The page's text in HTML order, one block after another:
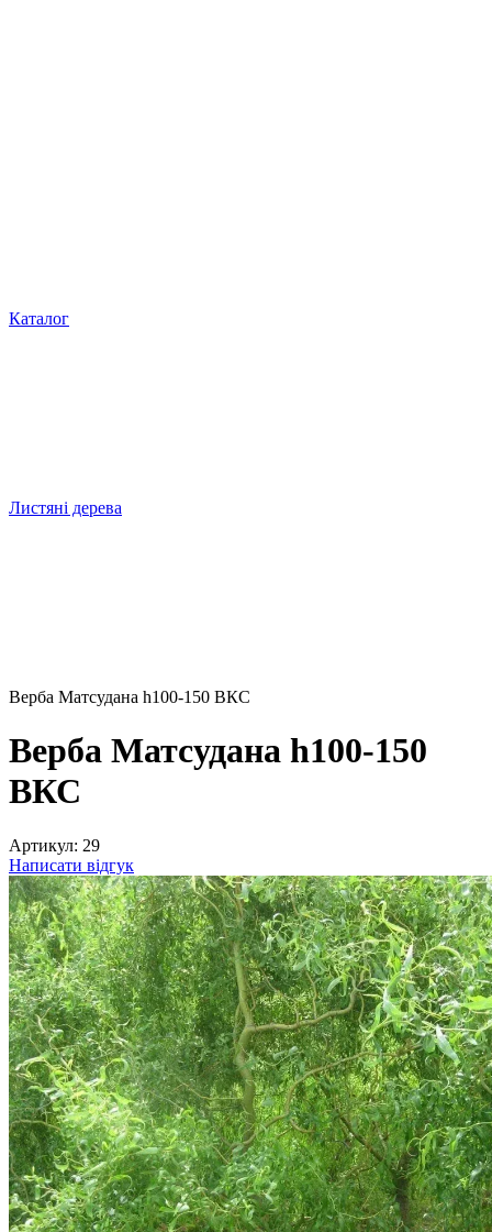
Каталог
Листяні дерева
Верба Матсудана h100-150 ВКС
Верба Матсудана h100-150
ВКС
Артикул: 29
Написати відгук